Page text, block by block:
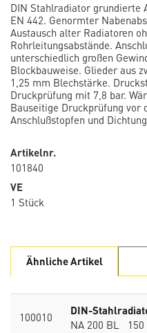
DIN Stahlradiator grundierte
EN 442. Genormter
Austausch alter Radiatoren
Rohrleitungsabstände.
unterschiedlich großen
Blockbauweise. Glieder aus
1,25 mm Blechstärke.
Druckprüfung mit 7,8 bar.
Bauseitige Druckprüfung vor
Anschlußstopfen und
Artikelnr.
101840
VE
1 Stück
Ähnliche Artikel
100010 DIN-
NA 200 BL 150